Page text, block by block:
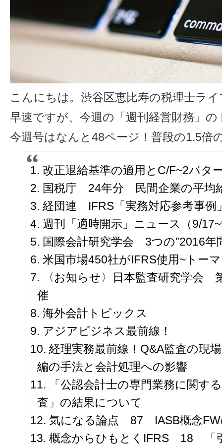
こんにちは。渋谷区恵比寿の税理士ラ
早速ですが、今週の「週刊経営財務」
今週号はなんと48ページ！普段の1.5倍
改正退給基準の適用とC/F~2パタ
国税庁 24年分 民間企業の平均
経団連 IFRS「実務対応参考事例
週刊「適時開示」ニュース（9/
国際会計研究学会 3つの”2016年
米国市場450社がIFRS使用~トー
〈お知らせ〉日本監査研究学会
催
海外会計トピックス
アジアビジネス最前線！
経理実務最前線！Q&A監査の現
編の手法と会計処理への影響
「公認会計士の専門業務に関す
査」の結果について
気になる論点 87 IASB概念
概念からひもとくIFRS 18 「